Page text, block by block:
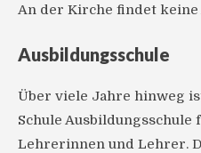
An der Kirche findet keine
Ausbildungsschule
Über viele Jahre hinweg
Schule Ausbildungsschule
Lehrerinnen und Lehrer.